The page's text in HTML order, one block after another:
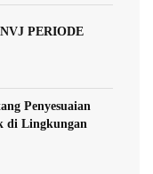
PERIODE
Penyesuaian
di Lingkungan